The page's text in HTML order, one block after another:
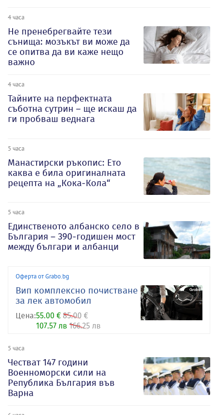
4 часа
Не пренебрегвайте тези
сънища: мозъкът ви може да
се опитва да ви каже нещо
важно
4 часа
Тайните на перфектната
съботна сутрин – ще искаш да
ги пробваш веднага
5 часа
Манастирски ръкопис: Ето
каква е била оригиналната
рецепта на „Кока-Кола“
5 часа
Единственото албанско село в
България – 390-годишен мост
между българи и албанци
Оферта от Grabo.bg
Вип комплексно почистване
за лек автомобил
Цена:55.00 € 85.00 €
107.57 лв 166.25 лв
5 часа
Честват 147 години
Военноморски сили на
Република България във
Варна